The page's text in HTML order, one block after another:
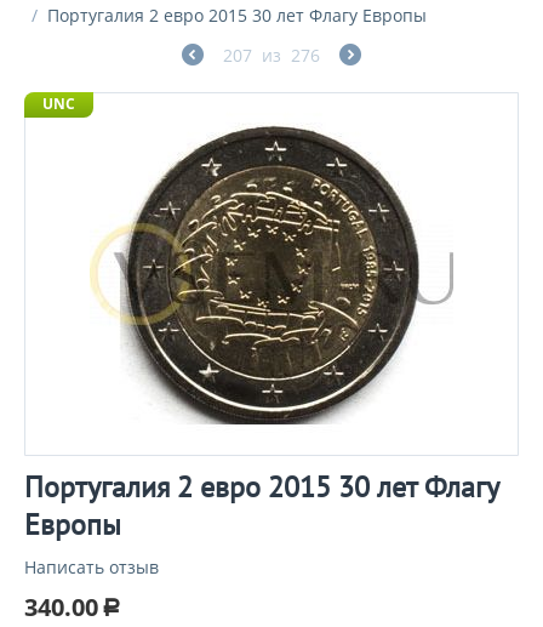
/ Португалия 2 евро 2015 30 лет Флагу Европы
207 из 276
UNC
Португалия 2 евро 2015 30 лет Флагу
Европы
Написать отзыв
340.00 Р